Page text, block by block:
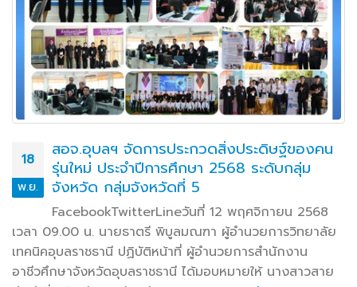
18
พ.ย.
สอจ.อุบลฯ จัดการประกวดสิ่งประดิษฐ์ของคน
รุ่นใหม่ ประจำปีการศึกษา 2568 ระดับกลุ่ม
จังหวัด กลุ่มจังหวัดที่ 5
FacebookTwitterLineวันที่ 12 พฤศจิกายน 2568
เวลา 09.00 น. นายธาตรี พิบูลมณฑา ผู้อำนวยการวิทยาลัย
เทคนิคอุบลราชธานี ปฏิบัติหน้าที่ ผู้อำนวยการสำนักงาน
อาชีวศึกษาจังหวัดอุบลราชธานี ได้มอบหมายให้ นางสาวสาย